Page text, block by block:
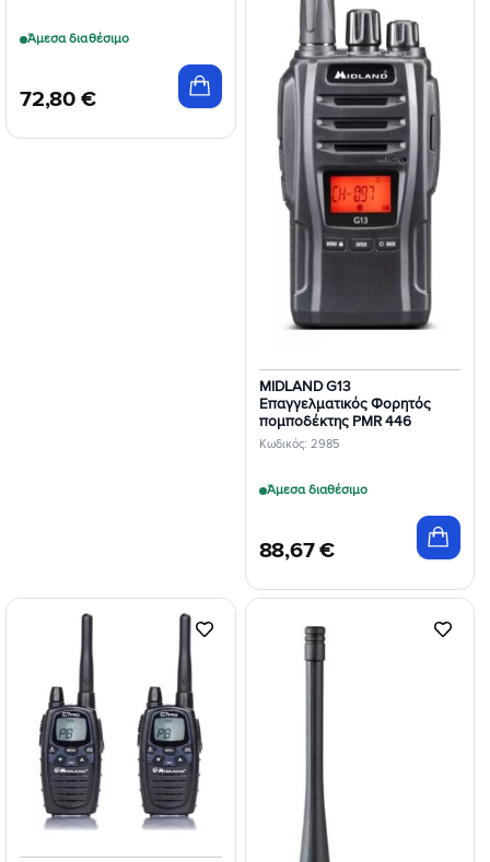
72,80 €
Άμεσα διαθέσιμο
Κωδικός: 2985
MIDLAND G13
Επαγγελματικός Φορητός
πομποδέκτης PMR 446
88,67€
Άμεσα διαθέσιμο
Προσθήκη
στη Λίστα
Επιθυμιών